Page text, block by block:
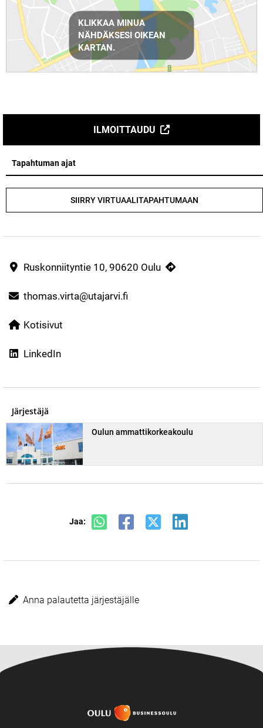
Reittiohjeet
KLIKKAA MINUA
NÄHDÄKSESI OIKEAN
KARTAN.
ILMOITTAUDU
Tapahtuman ajat
SIIRRY VIRTUAALITAPAHTUMAAN
Ruskonniityntie 10, 90620 Oulu
thomas.virta@utajarvi.fi
Kotisivut
LinkedIn
Järjestäjä
Oulun ammattikorkeakoulu
Jaa:
Anna palautetta järjestäjälle